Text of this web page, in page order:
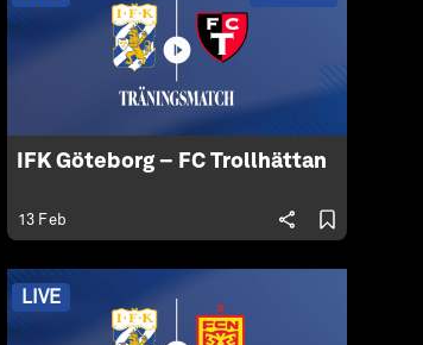
IFK Göteborg – FC Trollhättan
13 Feb
LIVE